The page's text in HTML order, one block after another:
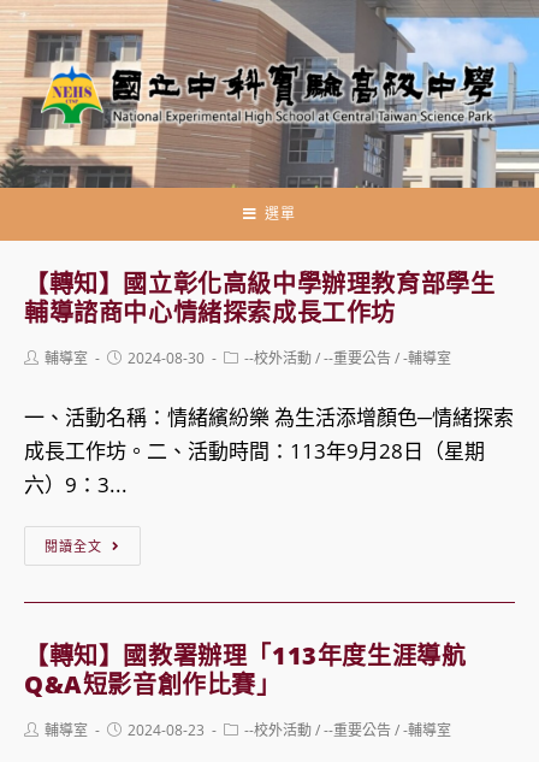
跳
轉
至
主
要
內
選單
【轉知】國立彰化高級中學辦理教育部學生
輔導諮商中心情緒探索成長工作坊
Post輔導室
Post2024-08-30
Post--校外活動/--重要公告/-輔導室
一、活動名稱：情緒繽紛樂 為生活添增顏色─情緒探索
成長工作坊。二、活動時間：113年9月28日（星期
六）9：3...
閱讀全文
國
立
彰
高
【轉知】國教署辦理「113年度生涯導航
Q&A短影音創作比賽」
Post輔導室
Post2024-08-23
Post--校外活動/--重要公告/-輔導室